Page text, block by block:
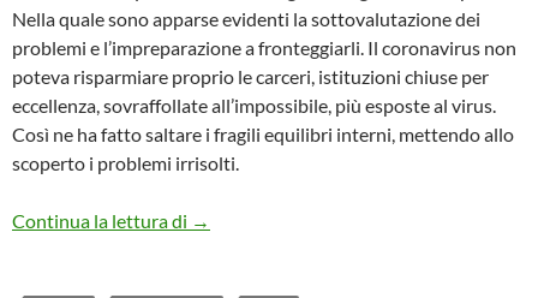
Nella quale sono apparse evidenti la sottovalutazione dei
problemi e l’impreparazione a fronteggiarli. Il coronavirus non
poteva risparmiare proprio le carceri, istituzioni chiuse per
eccellenza, sovraffollate all’impossibile, più esposte al virus.
Così ne ha fatto saltare i fragili equilibri interni, mettendo allo
scoperto i problemi irrisolti.
Continua la lettura di Carceri: la salute di Caino sotto il Covid-
→